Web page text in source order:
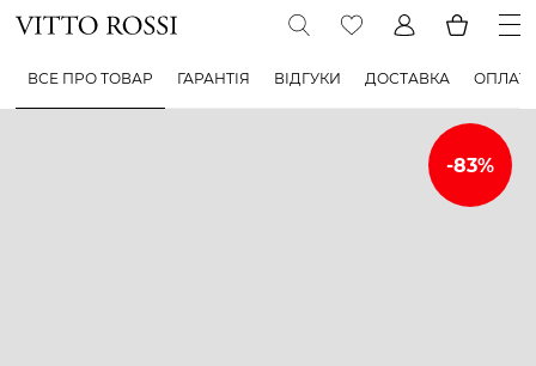
ВСЕ ПРО ТОВАР ГАРАНТІЯ ВІДГУКИ ДОСТАВКА